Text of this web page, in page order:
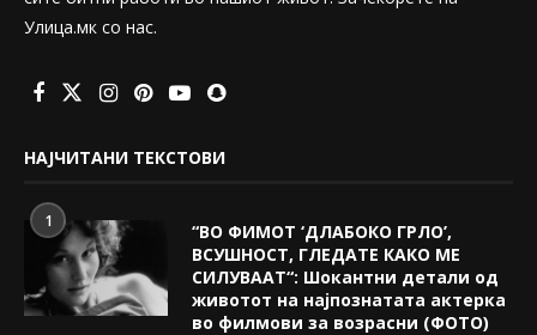
Улица.мк со нас.
НАЈЧИТАНИ ТЕКСТОВИ
1
“ВО ФИМОТ ‘ДЛАБОКО ГРЛО’,
ВСУШНОСТ, ГЛЕДАТЕ КАКО МЕ
СИЛУВААТ“: Шокантни детали од
животот на најпознатата актерка
во филмови за возрасни (ФОТО)